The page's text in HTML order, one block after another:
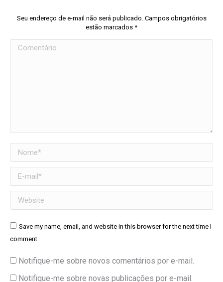
Seu endereço de e-mail não será publicado. Campos obrigatórios
estão marcados *
Comentário
Nome *
E-mail *
Website
Save my name, email, and website in this browser for the next time I
comment.
Notifique-me sobre novos comentários por e-mail.
Notifique-me sobre novas publicações por e-mail.